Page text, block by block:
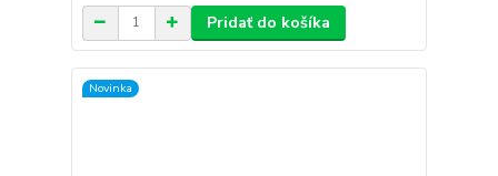
Pridať do košíka
Novinka